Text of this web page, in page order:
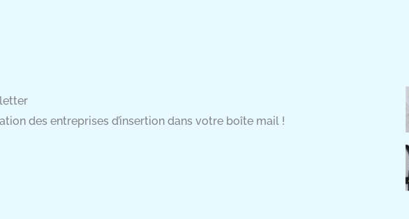
des entreprises d’insertion dans votre boîte mail !